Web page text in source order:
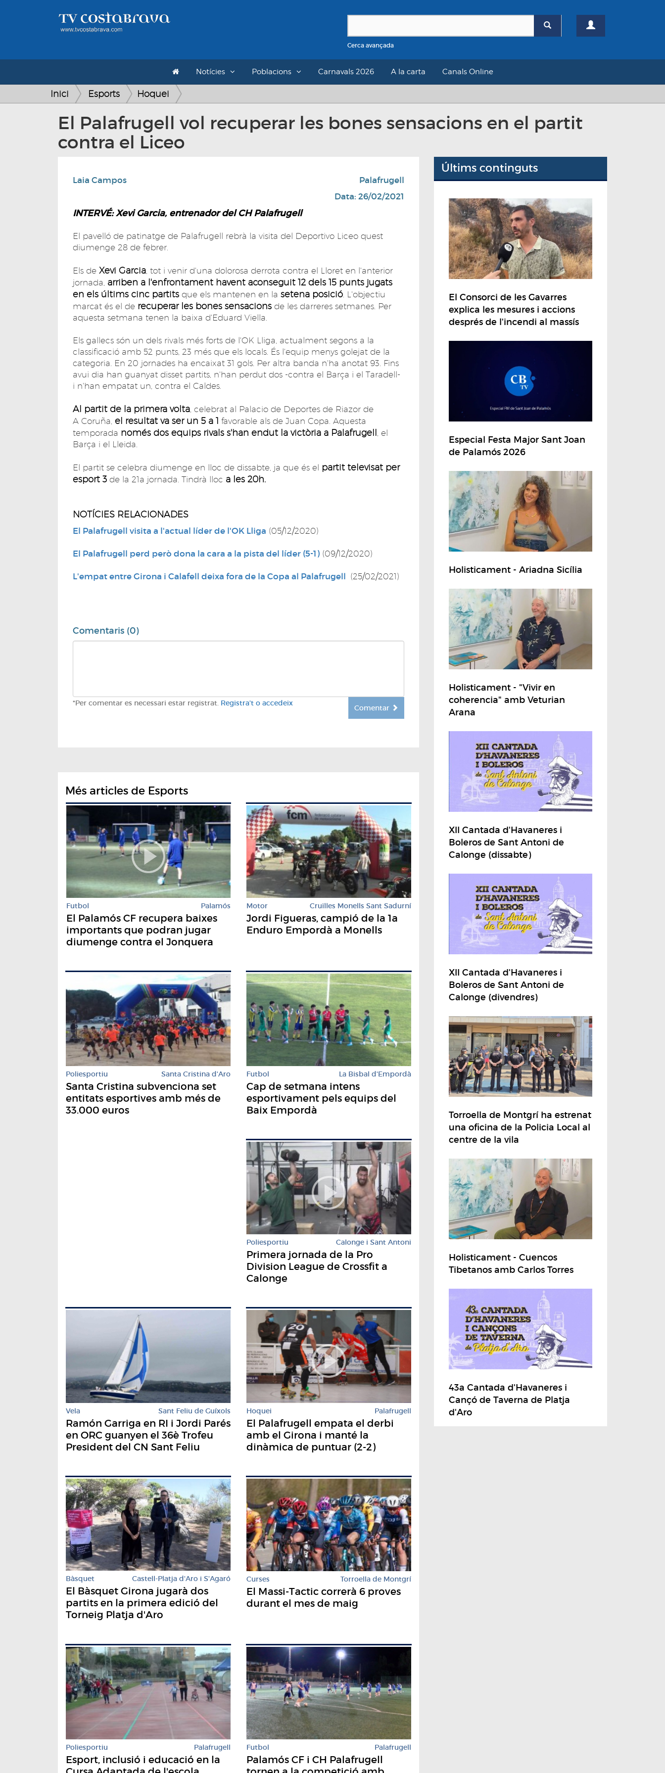
Cerca avançada
Notícies Poblacions Carnavals 2026 A la carta Canals Online
Inici Esports Hoquei
El Palafrugell vol recuperar les bones sensacions en el partit
contra el Liceo
Laia Campos
Palafrugell
Data: 26/02/2021
INTERVÉ: Xevi Garcia, entrenador del CH Palafrugell
El pavelló de patinatge de Palafrugell rebrà la visita del Deportivo Liceo quest
diumenge 28 de febrer.
Els de Xevi Garcia, tot i venir d'una dolorosa derrota contra el Lloret en l'anterior
jornada, arriben a l'enfrontament havent aconseguit 12 dels 15 punts jugats
en els últims cinc partits que els mantenen en la setena posició. L'objectiu
marcat és el de recuperar les bones sensacions de les darreres setmanes. Per
aquesta setmana tenen la baixa d'Eduard Viella.
Els gallecs són un dels rivals més forts de l'OK Lliga, actualment segons a la
classificació amb 52 punts, 23 més que els locals. És l'equip menys golejat de la
categoria. En 20 jornades ha encaixat 31 gols. Per altra banda n'ha anotat 93. Fins
avui dia han guanyat disset partits, n'han perdut dos -contra el Barça i el Taradell-
i n'han empatat un, contra el Caldes.
Al partit de la primera volta, celebrat al Palacio de Deportes de Riazor de
A Coruña, el resultat va ser un 5 a 1 favorable als de Juan Copa. Aquesta
temporada només dos equips rivals s'han endut la victòria a Palafrugell , el
Barça i el Lleida.
El partit se celebra diumenge en lloc de dissabte, ja que és el partit televisat per
esport 3 de la 21a jornada. Tindrà lloc a les 20h.
NOTÍCIES RELACIONADES
El Palafrugell visita a l'actual líder de l'OK Lliga (05/12/2020)
El Palafrugell perd però dona la cara a la pista del líder (5-1) (09/12/2020)
L'empat entre Girona i Calafell deixa fora de la Copa al Palafrugell (25/02/2021)
Comentaris (0)
*Per comentar es necessari estar registrat. Registra't o accedeix
Comentar
Més articles de Esports
Futbol Palamós
El Palamós CF recupera baixes
importants que podran jugar
diumenge contra el Jonquera
Motor Cruïlles Monells Sant Sadurní
Jordi Figueras, campió de la 1a
Enduro Empordà a Monells
Poliesportiu Santa Cristina d'Aro
Santa Cristina subvenciona set
entitats esportives amb més de
33.000 euros
Futbol La Bisbal d'Empordà
Cap de setmana intens
esportivament pels equips del
Baix Empordà
Poliesportiu Calonge i Sant Antoni
Primera jornada de la Pro
Division League de Crossfit a
Calonge
Vela Sant Feliu de Guíxols
Ramón Garriga en RI i Jordi Parés
en ORC guanyen el 36è Trofeu
President del CN Sant Feliu
Hoquei Palafrugell
El Palafrugell empata el derbi
amb el Girona i manté la
dinàmica de puntuar (2-2)
Bàsquet Castell-Platja d'Aro i S'Agaró
El Bàsquet Girona jugarà dos
partits en la primera edició del
Torneig Platja d'Aro
Curses Torroella de Montgrí
El Massi-Tactic correrà 6 proves
durant el mes de maig
Poliesportiu Palafrugell
Esport, inclusió i educació en la
Futbol Palafrugell
Palamós CF i CH Palafrugell
Últims continguts
El Consorci de les Gavarres
explica les mesures i accions
després de l'incendi al massís
Especial Festa Major Sant Joan
de Palamós 2026
Holisticament - Ariadna Sicília
Holisticament - "Vivir en
coherencia" amb Veturian
Arana
XII Cantada d'Havaneres i
Boleros de Sant Antoni de
Calonge (dissabte)
XII Cantada d'Havaneres i
Boleros de Sant Antoni de
Calonge (divendres)
Torroella de Montgrí ha estrenat
una oficina de la Policia Local al
centre de la vila
Holisticament - Cuencos
Tibetanos amb Carlos Torres
43a Cantada d'Havaneres i
Cançó de Taverna de Platja
d'Aro